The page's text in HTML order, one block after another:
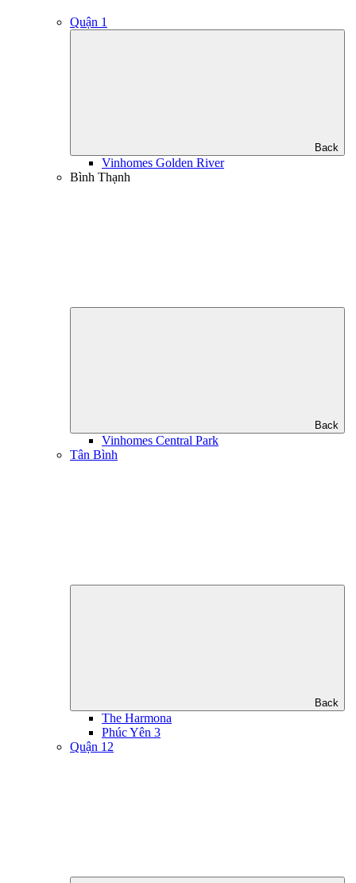
Quận 1
Back
Vinhomes Golden River
Bình Thạnh
Back
Vinhomes Central Park
Tân Bình
Back
The Harmona
Phúc Yên 3
Quận 12